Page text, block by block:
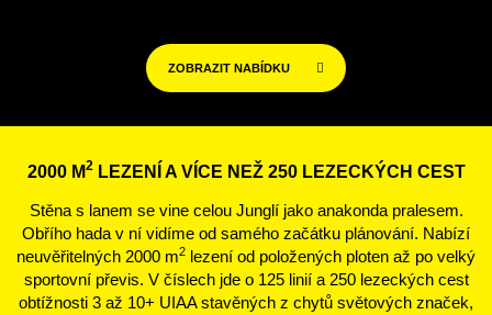
ZOBRAZIT NABÍDKU
2000 M2LEZENÍ A VÍCE NEŽ 250 LEZECKÝCH CEST
Stěna s lanem se vine celou Junglí jako anakonda pralesem.
Obřího hada v ní vidíme od samého začátku plánování. Nabízí
neuvěřitelných 2000 m2 lezení od položených ploten až po velký
sportovní převis. V číslech jde o 125 linií a 250 lezeckých cest
obtížnosti 3 až 10+ UIAA stavěných z chytů světových značek,